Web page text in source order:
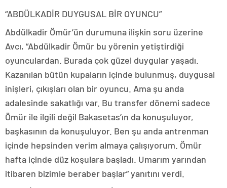
“ABDÜLKADİR DUYGUSAL BİR OYUNCU”
Abdülkadir Ömür’ün durumuna ilişkin soru üzerine
Avcı, “Abdülkadir Ömür bu yörenin yetiştirdiği
oyunculardan. Burada çok güzel duygular yaşadı.
Kazanılan bütün kupaların içinde bulunmuş, duygusal
inişleri, çıkışları olan bir oyuncu. Ama şu anda
adalesinde sakatlığı var. Bu transfer dönemi sadece
Ömür ile ilgili değil Bakasetas’ın da konuşuluyor,
başkasının da konuşuluyor. Ben şu anda antrenman
içinde hepsinden verim almaya çalışıyorum. Ömür
hafta içinde düz koşulara başladı. Umarım yarından
itibaren bizimle beraber başlar” yanıtını verdi.